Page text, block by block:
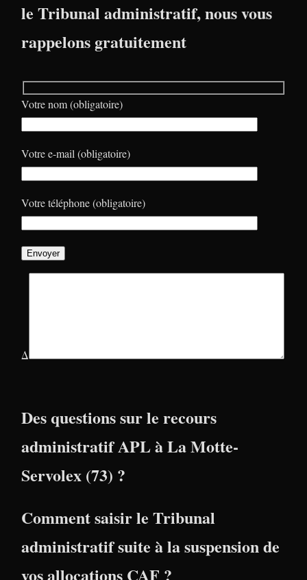
le Tribunal administratif, nous vous
rappelons gratuitement
Votre nom (obligatoire)
Votre e-mail (obligatoire)
Votre téléphone (obligatoire)
Δ
Des questions sur le recours
administratif APL à La Motte-
Servolex (73) ?
Comment saisir le Tribunal
administratif suite à la suspension de
vos allocations CAF ?